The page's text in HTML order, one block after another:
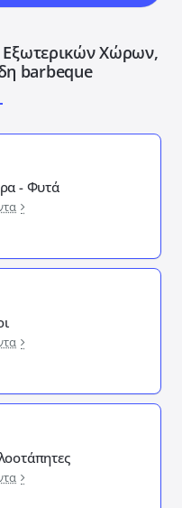
Xώρων,
barbeque
- Φυτά